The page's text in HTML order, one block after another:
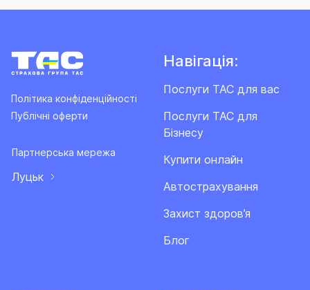
Політика конфіденційності
Публічні оферти
Партнерська мережа
Луцьк
Навігація:
Послуги ТАС для вас
Послуги ТАС для
Бізнесу
Купити онлайн
Автострахування
Захист здоров’я
Блог